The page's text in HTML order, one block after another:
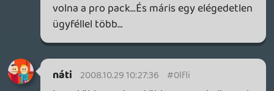
ikszkom
2008.10.28 07:48:34
ikszkom 2008.10.28 07:48:34 #0lfld
egyszerűen nem vagyunk az ms prioritási
listáján, ennyi.